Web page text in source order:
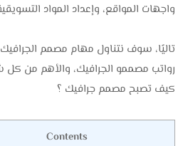
واجهات المواقع، وإعداد المواد
تاليًا، سوف نتناول مهام مصمم
رواتب مصممو الجرافيك، والأهم من
كيف تصبح مصمم جرافيك ؟
Contents